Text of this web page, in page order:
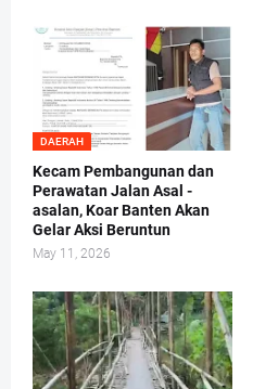
DAERAH
Kecam Pembangunan dan
Perawatan Jalan Asal -
asalan, Koar Banten Akan
Gelar Aksi Beruntun
May 11, 2026